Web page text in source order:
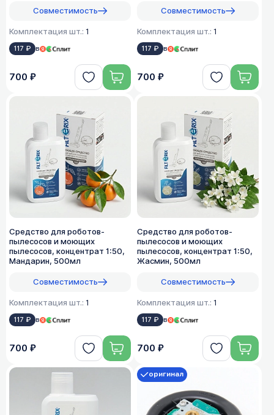
Совместимость
Комплектация шт.: 1
117 ₽ в
700 ₽
Совместимость
Комплектация шт.: 1
117 ₽ в
700 ₽
Средство для роботов-
пылесосов и моющих
пылесосов, концентрат 1:50,
Мандарин, 500мл
Совместимость
Комплектация шт.: 1
117 ₽ в
700 ₽
Средство для роботов-
пылесосов и моющих
пылесосов, концентрат 1:50,
Жасмин, 500мл
Совместимость
Комплектация шт.: 1
117 ₽ в
700 ₽
оригинал